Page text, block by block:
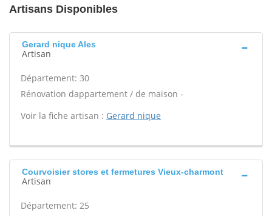
Artisans Disponibles
Gerard nique Ales
Artisan
Département: 30
Rénovation dappartement / de maison -
Voir la fiche artisan : Gerard nique
Courvoisier stores et fermetures Vieux-charmont
Artisan
Département: 25